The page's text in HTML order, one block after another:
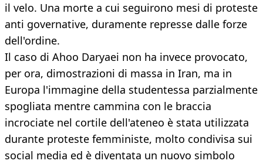
il velo. Una morte a cui seguirono mesi di proteste
anti governative, duramente represse dalle forze
dell'ordine.
Il caso di Ahoo Daryaei non ha invece provocato,
per ora, dimostrazioni di massa in Iran, ma in
Europa l'immagine della studentessa parzialmente
spogliata mentre cammina con le braccia
incrociate nel cortile dell'ateneo è stata utilizzata
durante proteste femministe, molto condivisa sui
social media ed è diventata un nuovo simbolo